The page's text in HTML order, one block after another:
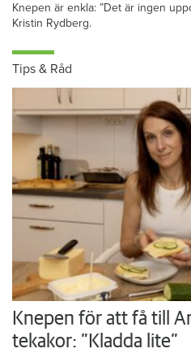
Knepen är enkla: ”Det är ingen
Kristin Rydberg.
Tips & Råd
Knepen för att få till
tekakor: ”Kladda lite”